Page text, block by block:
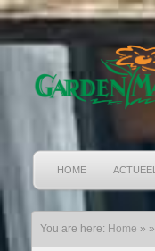
HOME ACTUEEL
You are here: Home » »